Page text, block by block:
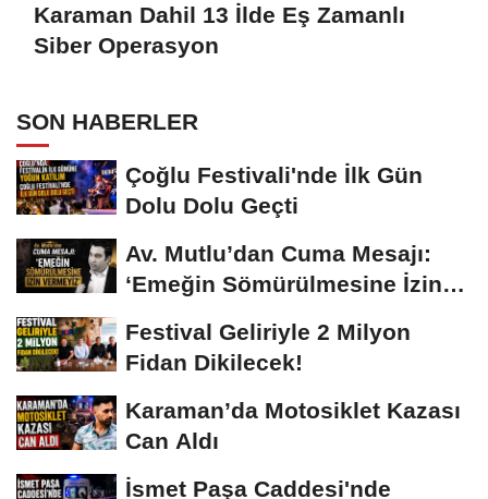
Karaman Dahil 13 İlde Eş Zamanlı
Siber Operasyon
SON HABERLER
Çoğlu Festivali'nde İlk Gün
Dolu Dolu Geçti
Av. Mutlu’dan Cuma Mesajı:
‘Emeğin Sömürülmesine İzin
Festival Geliriyle 2 Milyon
Fidan Dikilecek!
Karaman’da Motosiklet Kazası
Can Aldı
İsmet Paşa Caddesi'nde